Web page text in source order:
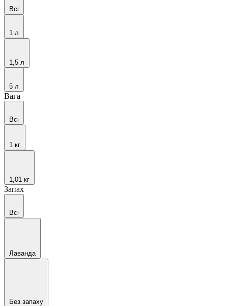
Всі
1 л
1,5 л
5 л
Вага
Всі
1 кг
1,01 кг
Запах
Всі
Лаванда
Без запаху